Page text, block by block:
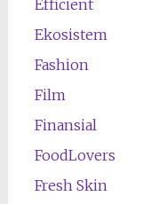
Efficient
Ekosistem
Fashion
Film
Finansial
FoodLovers
Fresh Skin